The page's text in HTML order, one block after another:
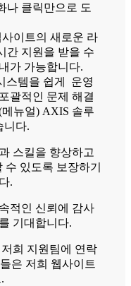
나 클릭만으로 도
사이트의 새로운 라
간 지원을 받을 수
가 가능합니다.
스템을 쉽게 운영
괄적인 문제 해결
뉴얼) AXIS 솔루
니다.
스킬을 향상하고
있도록 보장하기
.
적인 신뢰에 감사
기대합니다.
희 지원팀에 연락
은 저희 웹사이트